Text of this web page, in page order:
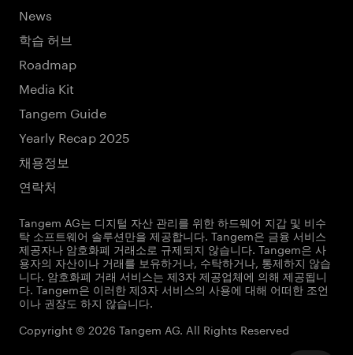
News
학습 허브
Roadmap
Media Kit
Tangem Guide
Yearly Recap 2025
채용정보
연락처
Tangem AG는 디지털 자산 관리를 위한 하드웨어 지갑 및 비수
탁 소프트웨어 솔루션만을 제공합니다. Tangem은 금융 서비스
제공자나 암호화폐 거래소로 규제되지 않습니다. Tangem은 사
용자의 자산이나 거래를 보유하거나, 수탁하거나, 통제하지 않습
니다. 암호화폐 거래 서비스는 제3자 제공업체에 의해 제공됩니
다. Tangem은 이러한 제3자 서비스의 사용에 대해 어떠한 조언
이나 권장도 하지 않습니다.